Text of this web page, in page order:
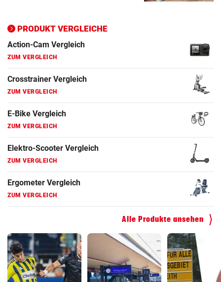
PRODUKT VERGLEICHE
Action-Cam Vergleich
ZUM VERGLEICH
Crosstrainer Vergleich
ZUM VERGLEICH
E-Bike Vergleich
ZUM VERGLEICH
Elektro-Scooter Vergleich
ZUM VERGLEICH
Ergometer Vergleich
ZUM VERGLEICH
Fahrradanhänger Vergleich
ZUM VERGLEICH
Alle Produkte ansehen